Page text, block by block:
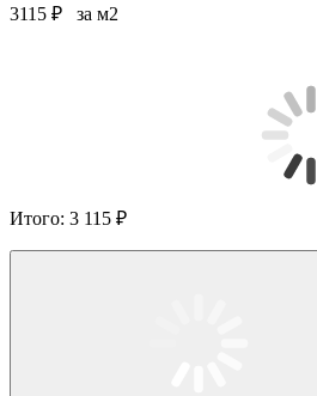
3115 ₽ за м2
Итого: 3 115 ₽